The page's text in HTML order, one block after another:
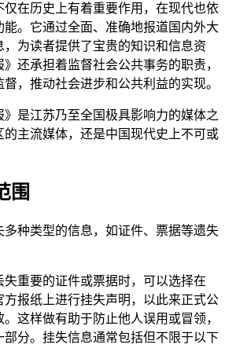
仅在历史上有着重要作用，在现代也依
。它通过全面、准确地报道国内外大
为读者提供了宝贵的知识和信息资
还承担着监督社会公共事务的职责，
，推动社会进步和公共利益的实现。
是江苏乃至全国极具影响力的媒体之
主流媒体，还是中国现代史上不可或
围
种类型的信息，如证件、票据等遗失
重要的证件或票据时，可以选择在
方报纸上进行挂失声明，以此来正式公
这样做有助于防止他人误用或冒领，
部分。挂失信息通常包括但不限于以下